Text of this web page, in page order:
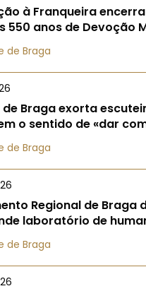
à Franqueira
550 anos de Devoção
de Braga
Braga exorta
o sentido de «dar
de Braga
Regional de Braga
laboratório de
de Braga